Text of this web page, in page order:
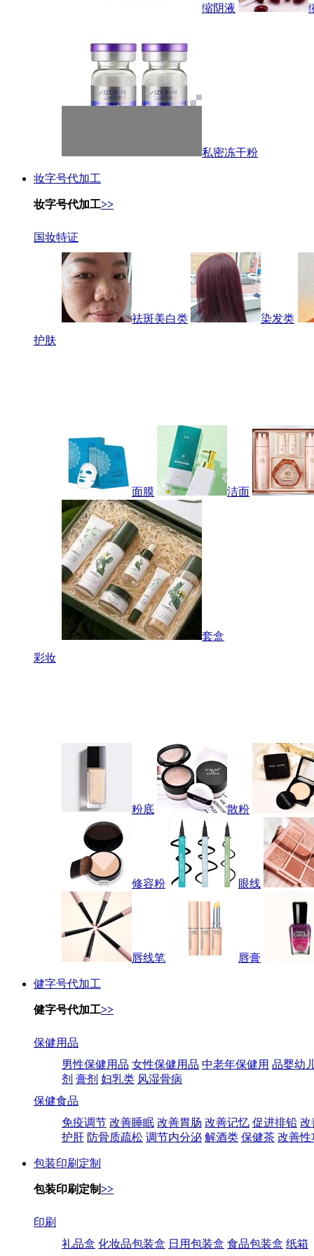
缩阴液
私密冻干粉
妆字号代加工
妆字号代加工>>
国妆特证
祛斑美白类
染发类
护肤
面膜 洁面
套盒
彩妆
粉底 散粉
修容粉 眼线
唇线笔 唇膏
健字号代加工
健字号代加工>>
保健用品
男性保健用品 女性保健用品 中老年保健用 品婴幼
剂 膏剂 妇乳类 风湿骨病
保健食品
免疫调节 改善睡眠 改善胃肠 改善记忆 促进排铅 改
护肝 防骨质疏松 调节内分泌 解酒类 保健茶 改善性
包装印刷定制
包装印刷定制>>
印刷
礼品盒 化妆品包装盒 日用包装盒 食品包装盒 纸箱